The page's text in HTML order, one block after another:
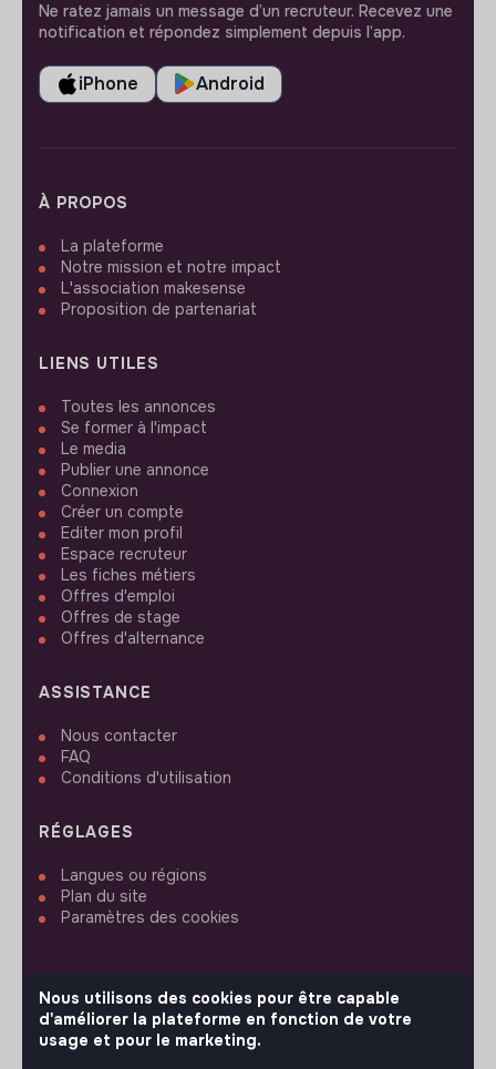
Ne ratez jamais un message d’un recruteur. Recevez une
notification et répondez simplement depuis l’app.
iPhone Android
À PROPOS
La plateforme
Notre mission et notre impact
L'association makesense
Proposition de partenariat
LIENS UTILES
Toutes les annonces
Se former à l'impact
Le media
Publier une annonce
Connexion
Créer un compte
Editer mon profil
Espace recruteur
Les fiches métiers
Offres d'emploi
Offres de stage
Offres d'alternance
ASSISTANCE
Nous contacter
FAQ
Conditions d'utilisation
RÉGLAGES
Langues ou régions
Plan du site
Paramètres des cookies
SUIVEZ-NOUS
Nous utilisons des cookies pour être capable
d'améliorer la plateforme en fonction de votre
usage et pour le marketing.